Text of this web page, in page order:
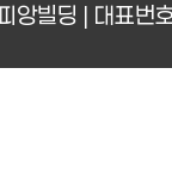
피앙빌딩 |